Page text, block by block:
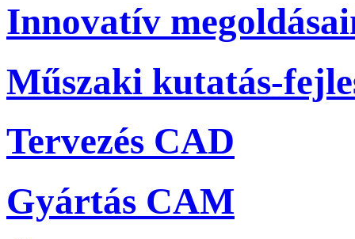
Innovatív
Műszaki kutatás-
Tervezés CAD
Gyártás CAM